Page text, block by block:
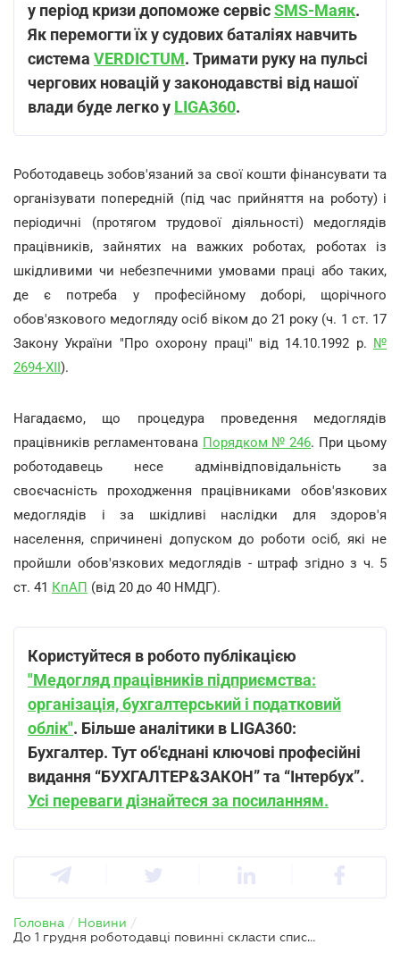
у період кризи допоможе сервісSMS-Маяк.
Як перемогти їх у судових баталіях навчить
система VERDICTUM. Тримати руку на пульсі
чергових новацій у законодавстві від нашої
влади буде легко у LIGA360.
Роботодавець зобов'язаний за свої кошти фінансувати та
організувати попередній (під час прийняття на роботу) і
періодичні (протягом трудової діяльності) медоглядів
працівників, зайнятих на важких роботах, роботах із
шкідливими чи небезпечними умовами праці або таких,
де є потреба у професійному доборі, щорічного
обов'язкового медогляду осіб віком до 21 року (ч. 1 ст. 17
Закону України "Про охорону праці" від 14.10.1992 р. №
2694-XII).
Нагадаємо, що процедура проведення медоглядів
працівників регламентована Порядком № 246. При цьому
роботодавець несе адмінвідповідальність за
своєчасність проходження працівниками обов'язкових
медоглядів і за шкідливі наслідки для здоров'я
населення, спричинені допуском до роботи осіб, які не
пройшли обов'язкових медоглядів - штраф згідно з ч. 5
ст. 41 КпАП (від 20 до 40 НМДГ).
Користуйтеся в робото публікацією
"Медогляд працівників підприємства:
організація, бухгалтерський і податковий
облік". Більше аналітики в LIGA360:
Бухгалтер. Тут об'єднані ключові професійні
видання “БУХГАЛТЕР&ЗАКОН” та “Інтербух”.
Усі переваги дізнайтеся за посиланням.
Головна / Новини /
До 1 грудня роботодавці повинні скласти списки працівників для медоглядів — Держпраці